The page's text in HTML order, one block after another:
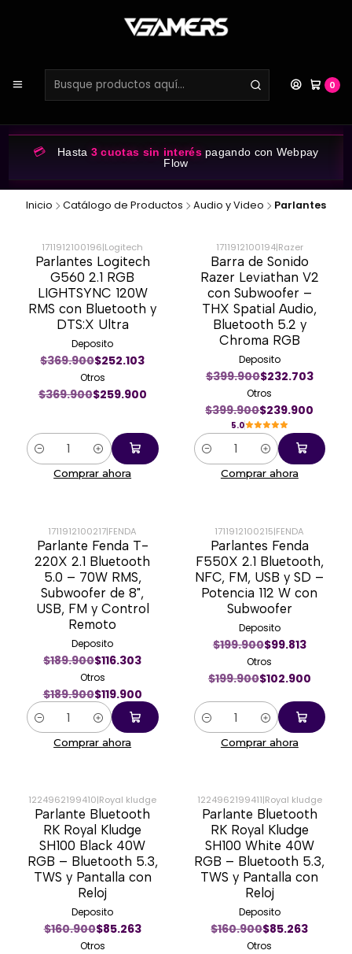
0
💳 Hasta 3 cuotas sin interéspagando con Webpay
Flow
Inicio Catálogo de Productos Audio y Video Parlantes
-30%
1711912100196|Logitech
Parlantes Logitech
G560 2.1 RGB
LIGHTSYNC 120W
RMS con Bluetooth y
DTS:X Ultra
Deposito
$369.900$252.103
Otros
$369.900$259.900
Cantidad
Comprar ahora
-40%
1711912100194|Razer
Barra de Sonido
Razer Leviathan V2
con Subwoofer –
THX Spatial Audio,
Bluetooth 5.2 y
Chroma RGB
Deposito
$399.900$232.703
Otros
$399.900$239.900
5.0
Cantidad
Comprar ahora
-37%
1711912100217|FENDA
Parlante Fenda T-
220X 2.1 Bluetooth
5.0 – 70W RMS,
Subwoofer de 8",
USB, FM y Control
Remoto
Deposito
$189.900$116.303
Otros
$189.900$119.900
Cantidad
Comprar ahora
-49%
1711912100215|FENDA
Parlantes Fenda
F550X 2.1 Bluetooth,
NFC, FM, USB y SD –
Potencia 112 W con
Subwoofer
Deposito
$199.900$99.813
Otros
$199.900$102.900
Cantidad
Comprar ahora
-45%
1224962199410|Royal kludge
Parlante Bluetooth
RK Royal Kludge
SH100 Black 40W
RGB – Bluetooth 5.3,
TWS y Pantalla con
Reloj
Deposito
$160.900$85.263
Otros
-45%
1224962199411|Royal kludge
Parlante Bluetooth
RK Royal Kludge
SH100 White 40W
RGB – Bluetooth 5.3,
TWS y Pantalla con
Reloj
Deposito
$160.900$85.263
Otros